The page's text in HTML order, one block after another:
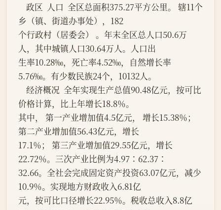
乡（镇、街道办事处），182
个行政村（居委会） 。年末全区总人口50.6万
人，其中城镇人口30.64万人。人口出
生率10.28‰，死亡率4.52‰，自然增长率
5.76‰。有少数民族24个，10132人。
价格计算，比上年增长18.8％。
其中， 第一产业增加值4.5亿元， 增长15.38％；
第二产业增加值56.43亿元，增长
17.1％； 第三产业增加值29.55亿元，增长
22.72％。三次产业比例为4.97∶62.37∶
32.66。全社会完成固定资产投资63.07亿元，减少
10.9％。实现地方财政收入6.81亿
元，按可比口径增长22.95％。税收总收入8.8亿